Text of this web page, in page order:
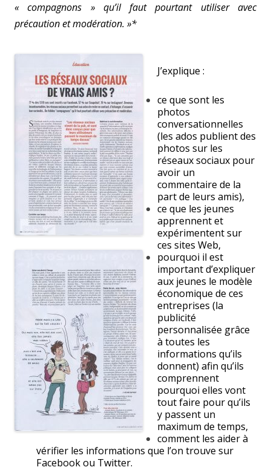
« compagnons » qu’il faut pourtant utiliser avec
précaution et modération. »*
J’explique :
ce que sont les
photos
conversationnelles
(les ados publient des
photos sur les
réseaux sociaux pour
avoir un
commentaire de la
part de leurs amis),
ce que les jeunes
apprennent et
expérimentent sur
ces sites Web,
pourquoi il est
important d’expliquer
aux jeunes le modèle
économique de ces
entreprises (la
publicité
personnalisée grâce
à toutes les
informations qu’ils
donnent) afin qu’ils
comprennent
pourquoi elles vont
tout faire pour qu’ils
y passent un
maximum de temps,
comment les aider à
vérifier les informations que l’on trouve sur
Facebook ou Twitter.